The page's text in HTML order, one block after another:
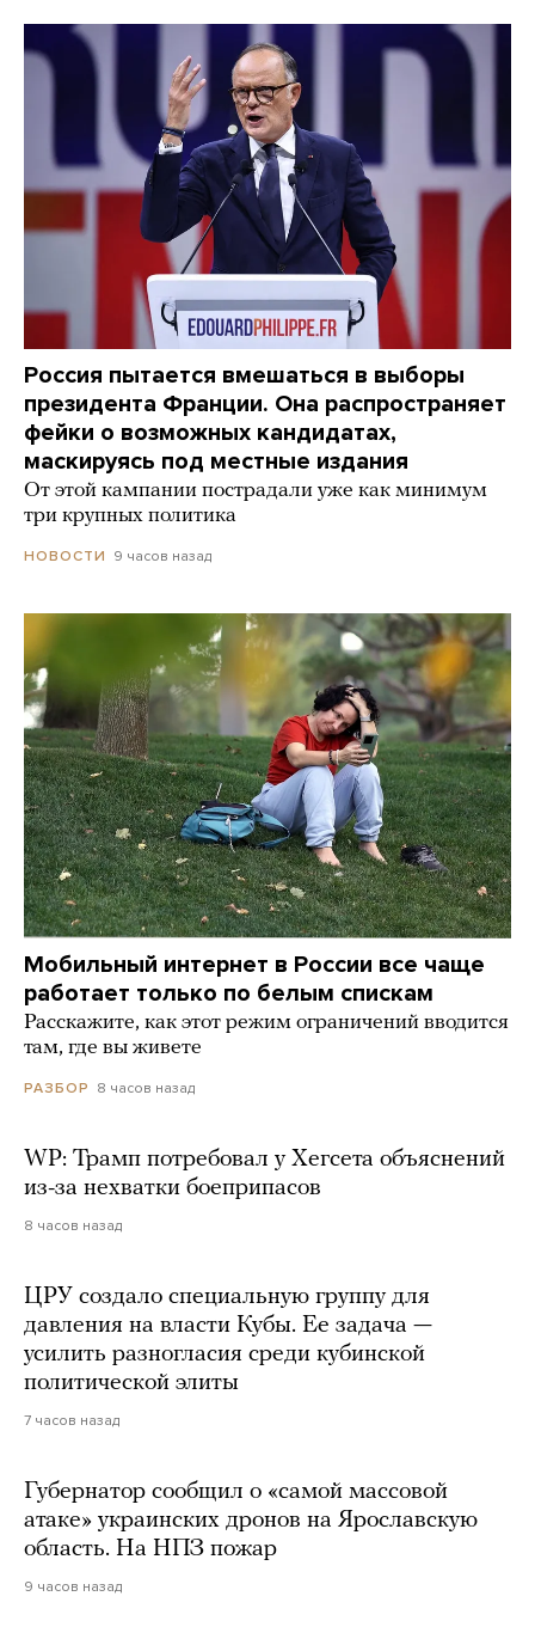
Россия пытается вмешаться в выборы
президента Франции. Она распространяет
фейки о возможных кандидатах,
маскируясь под местные издания
От этой кампании пострадали уже как минимум
три крупных политика
НОВОСТИ 9 часов назад
Мобильный интернет в России все чаще
работает только по белым спискам
Расскажите, как этот режим ограничений вводится
там, где вы живете
РАЗБОР 8 часов назад
WP: Трамп потребовал у Хегсета объяснений
из-за нехватки боеприпасов
8 часов назад
ЦРУ создало специальную группу для
давления на власти Кубы. Ее задача —
усилить разногласия среди кубинской
политической элиты
7 часов назад
Губернатор сообщил о «самой массовой
атаке» украинских дронов на Ярославскую
область. На НПЗ пожар
9 часов назад